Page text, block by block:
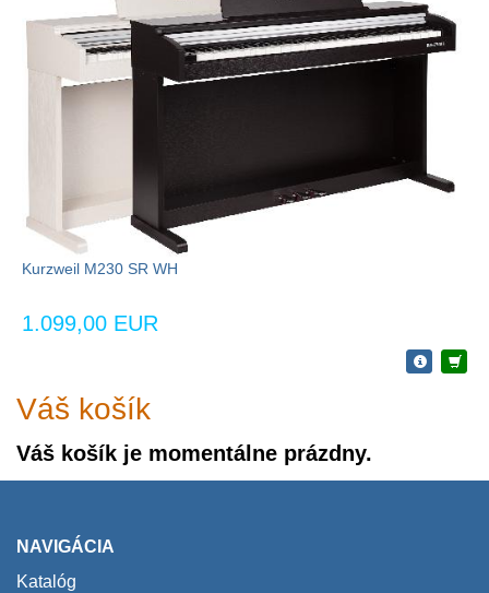
Kurzweil M230 SR WH
1.099,00 EUR
Váš košík
Váš košík je momentálne prázdny.
NAVIGÁCIA
Katalóg